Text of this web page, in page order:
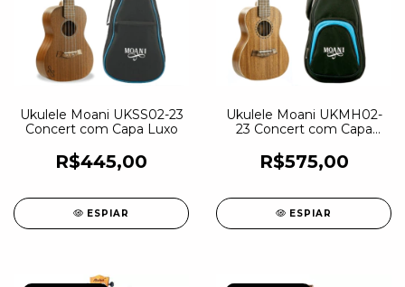
Ukulele Moani UKSS02-23
Concert com Capa Luxo
R$445,00
ESPIAR
Ukulele Moani UKMH02-
23 Concert com Capa
R$575,00
ESPIAR